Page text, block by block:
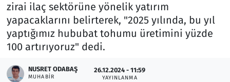
zirai ilaç sektörüne yönelik yatırım
yapacaklarını belirterek, "2025 yılında, bu yıl
yaptığımız hububat tohumu üretimini yüzde
100 artırıyoruz" dedi.
NUSRET ODABAŞ
MUHABIR
26.12.2024 - 11:59
YAYINLANMA
Memur ve Kamu
Otomobil
Oyun